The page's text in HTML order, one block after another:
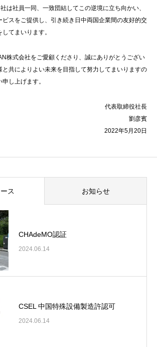
は社員一同、一致団結してこの逆境に立ち向かい、
ビスをご提供し、引き続き日中両国企業間の友好的交
てまいります。
株式会社をご愛顧くださり、誠にありがとうござい
と共によりよい未来を目指して努力してまいりますの
し上げます。
代表取締役社長
劉彦賓
2022年5月20日
ス お知らせ
CHAdeMO認証
2024.06.14
CSEL 中国特殊設備製造許認可
2024.06.14